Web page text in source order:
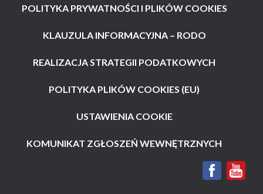
POLITYKA PRYWATNOŚCI I PLIKÓW COOKIES
KLAUZULA INFORMACYJNA – RODO
REALIZACJA STRATEGII PODATKOWYCH
POLITYKA PLIKÓW COOKIES (EU)
USTAWIENIA COOKIE
KOMUNIKAT ZGŁOSZEŃ WEWNĘTRZNYCH